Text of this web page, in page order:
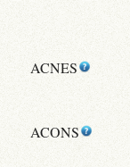
ACNES
ACONS